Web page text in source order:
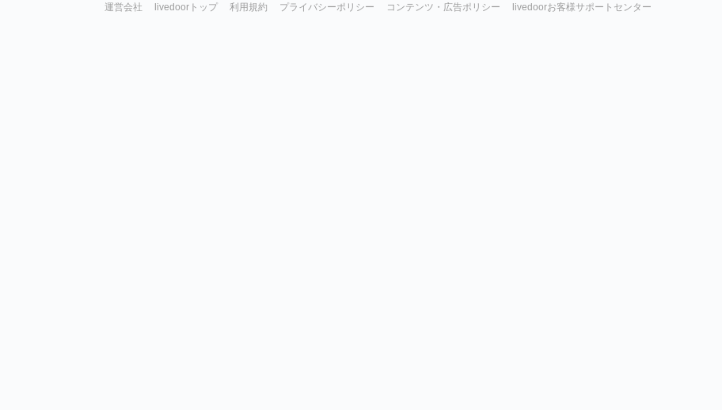
運営会社 livedoorトップ 利用規約 プライバシーポリシー コンテンツ・広告ポリシー livedoorお客様サポートセンター